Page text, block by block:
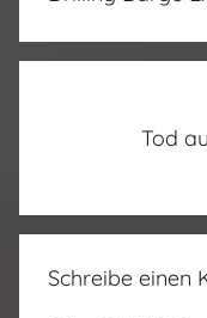
Tod
Schreibe einen